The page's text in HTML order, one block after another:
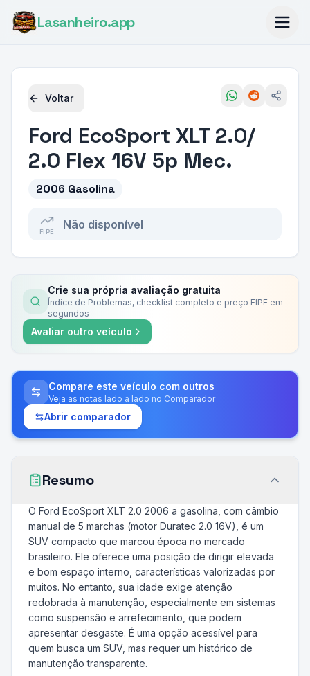
Lasanheiro.app
Voltar
Ford EcoSport XLT 2.0/
2.0 Flex 16V 5p Mec.
2006 Gasolina
FIPE
Não disponível
Crie sua própria avaliação gratuita
Índice de Problemas, checklist completo e preço FIPE em
segundos
Avaliar outro veículo
Compare este veículo com outros
Veja as notas lado a lado no Comparador
Abrir comparador
Resumo
O Ford EcoSport XLT 2.0 2006 a gasolina, com câmbio
manual de 5 marchas (motor Duratec 2.0 16V), é um
SUV compacto que marcou época no mercado
brasileiro. Ele oferece uma posição de dirigir elevada
e bom espaço interno, características valorizadas por
muitos. No entanto, sua idade exige atenção
redobrada à manutenção, especialmente em sistemas
como suspensão e arrefecimento, que podem
apresentar desgaste. É uma opção acessível para
quem busca um SUV, mas requer um histórico de
manutenção transparente.